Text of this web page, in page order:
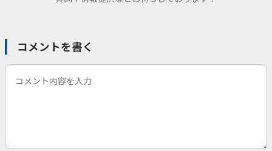
コメントを書く